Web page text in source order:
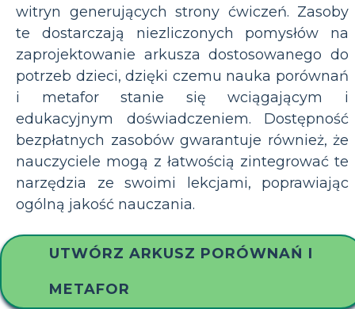
witryn generujących strony ćwiczeń. Zasoby
te dostarczają niezliczonych pomysłów na
zaprojektowanie arkusza dostosowanego do
potrzeb dzieci, dzięki czemu nauka porównań
i metafor stanie się wciągającym i
edukacyjnym doświadczeniem. Dostępność
bezpłatnych zasobów gwarantuje również, że
nauczyciele mogą z łatwością zintegrować te
narzędzia ze swoimi lekcjami, poprawiając
ogólną jakość nauczania.
UTWÓRZ ARKUSZ PORÓWNAŃ I
METAFOR